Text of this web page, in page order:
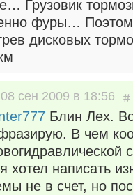
Грузовик
фуры…
дисковых
08 сен 2009 в 18:56
Блин Лех.
В чем
хотел написать
не в счет, но